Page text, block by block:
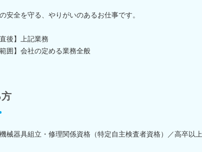
安全を守る、やりがいのあるお仕事です。
直後】上記業務
範囲】会社の定める業務全般
械器具組立・修理関係資格（特定自主検査者資格）／高卒以上